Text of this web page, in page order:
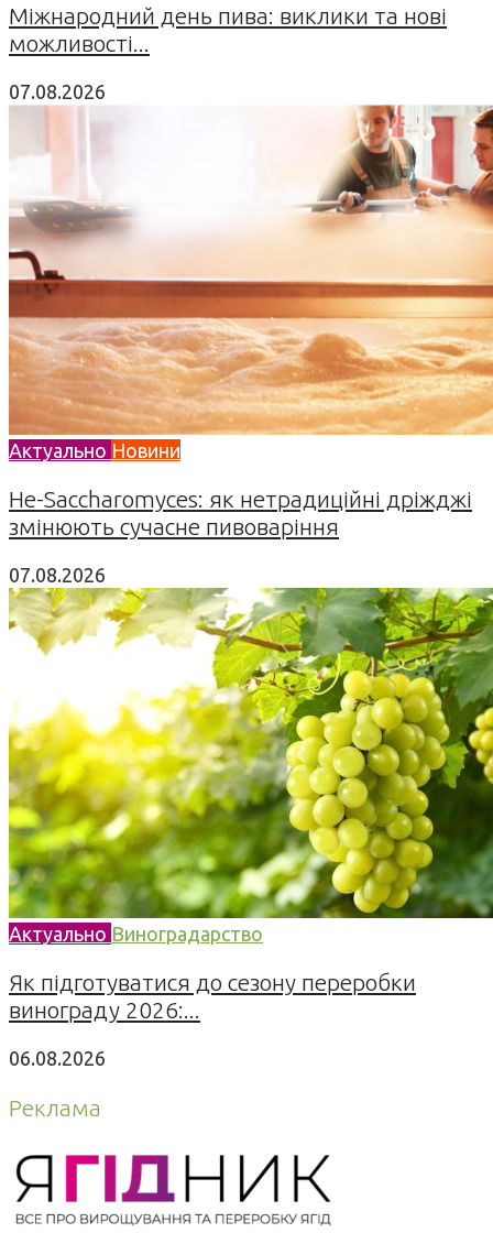
Міжнародний день пива: виклики та нові
можливості...
07.08.2026
Актуально Новини
Не-Saccharomyces: як нетрадиційні дріжджі
змінюють сучасне пивоваріння
07.08.2026
Актуально Виноградарство
Як підготуватися до сезону переробки
винограду 2026:...
06.08.2026
Реклама